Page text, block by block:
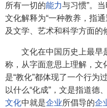
所有一切的能力与习惯”。
文化解释为“一种教养，指
及文学、艺术和科学方面的
文化在中国历史上最早是
称，从字面意思上理解，文
是“教化”都体现了一个行为
以什么“化成”，文是指道德
文化中就是企业所倡导的企